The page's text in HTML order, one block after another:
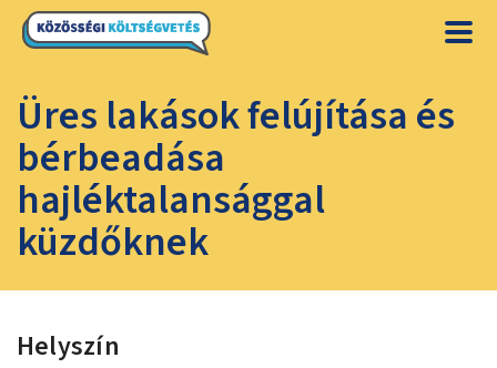
Üres lakások felújítása és
bérbeadása
hajléktalansággal
küzdőknek
Helyszín